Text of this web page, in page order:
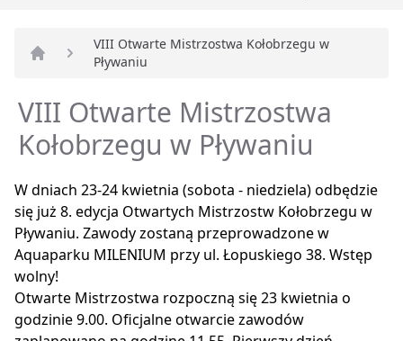
Strona główna
VIII Otwarte Mistrzostwa Kołobrzegu w
Pływaniu
VIII Otwarte Mistrzostwa
Kołobrzegu w Pływaniu
W dniach 23-24 kwietnia (sobota - niedziela) odbędzie
się już 8. edycja Otwartych Mistrzostw Kołobrzegu w
Pływaniu. Zawody zostaną przeprowadzone w
Aquaparku MILENIUM przy ul. Łopuskiego 38. Wstęp
wolny!
Otwarte Mistrzostwa rozpoczną się 23 kwietnia o
godzinie 9.00. Oficjalne otwarcie zawodów